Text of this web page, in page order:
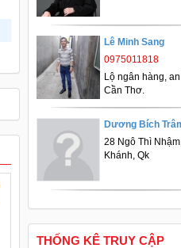
Lê Minh Sang
0975011818
Lộ ngân hàng,
Cần Thơ.
Dương Bích
28 Ngô Thì
Khánh, Qk
THỐNG KÊ TRUY CẬP